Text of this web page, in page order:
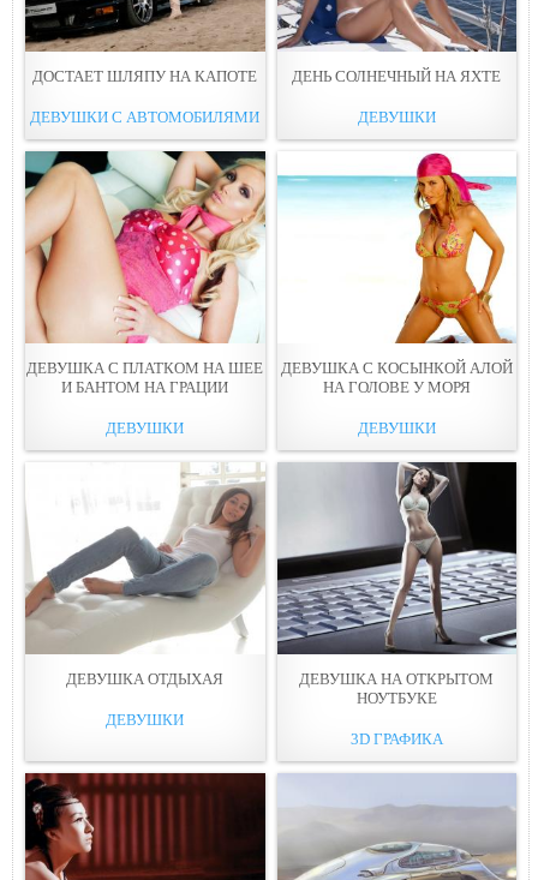
ДОСТАЕТ ШЛЯПУ НА КАПOТЕ
ДЕВУШКИ С АВТОМОБИЛЯМИ
ДЕНЬ СОЛНЕЧНЫЙ НА ЯХТE
ДЕВУШКИ
ДЕВУШКА С ПЛАТКОМ НА ШЕЕ
И БАНТОМ НА ГРАЦИИ
ДЕВУШКИ
ДЕВУШКА С КОСЫНКОЙ АЛОЙ
НА ГОЛОВE У МОРЯ
ДЕВУШКИ
ДEВУШКА ОТДЫХAЯ
ДЕВУШКИ
ДЕВУШКА НА ОТКРЫТОМ
НОУТБУКЕ
3D ГРАФИКА